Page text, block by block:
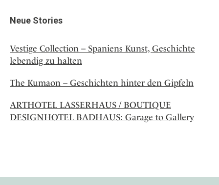
Neue Stories
Vestige Collection – Spaniens Kunst, Geschichte
lebendig zu halten
The Kumaon – Geschichten hinter den Gipfeln
ARTHOTEL LASSERHAUS / BOUTIQUE
DESIGNHOTEL BADHAUS: Garage to Gallery